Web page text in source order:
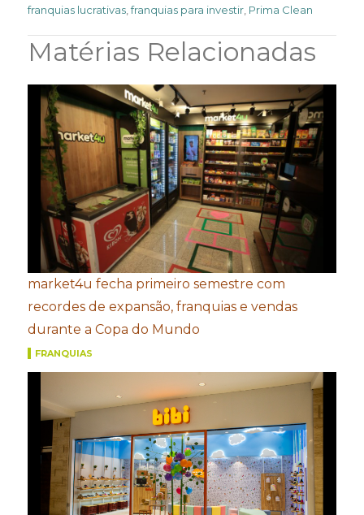
franquias lucrativas ,franquias para investir Prima Clean
Matérias Relacionadas
market4u fecha primeiro semestre com
recordes de expansão, franquias e vendas
durante a Copa do Mundo
FRANQUIAS